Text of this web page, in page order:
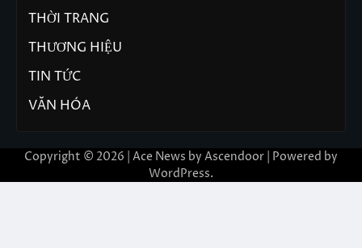
THỜI TRANG
THƯƠNG HIỆU
TIN TỨC
VĂN HÓA
Copyright © 2026 | Ace News by Ascendoor | Powered by
WordPress.